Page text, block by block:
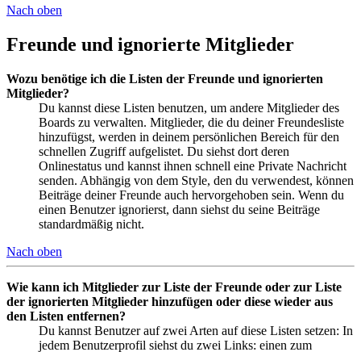
Nach oben
Freunde und ignorierte Mitglieder
Wozu benötige ich die Listen der Freunde und ignorierten
Mitglieder?
Du kannst diese Listen benutzen, um andere Mitglieder des
Boards zu verwalten. Mitglieder, die du deiner Freundesliste
hinzufügst, werden in deinem persönlichen Bereich für den
schnellen Zugriff aufgelistet. Du siehst dort deren
Onlinestatus und kannst ihnen schnell eine Private Nachricht
senden. Abhängig von dem Style, den du verwendest, können
Beiträge deiner Freunde auch hervorgehoben sein. Wenn du
einen Benutzer ignorierst, dann siehst du seine Beiträge
standardmäßig nicht.
Nach oben
Wie kann ich Mitglieder zur Liste der Freunde oder zur Liste
der ignorierten Mitglieder hinzufügen oder diese wieder aus
den Listen entfernen?
Du kannst Benutzer auf zwei Arten auf diese Listen setzen: In
jedem Benutzerprofil siehst du zwei Links: einen zum